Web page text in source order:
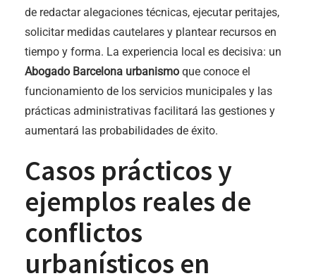
de redactar alegaciones técnicas, ejecutar peritajes,
solicitar medidas cautelares y plantear recursos en
tiempo y forma. La experiencia local es decisiva: un
Abogado Barcelona urbanismo que conoce el
funcionamiento de los servicios municipales y las
prácticas administrativas facilitará las gestiones y
aumentará las probabilidades de éxito.
Casos prácticos y
ejemplos reales de
conflictos
urbanísticos en